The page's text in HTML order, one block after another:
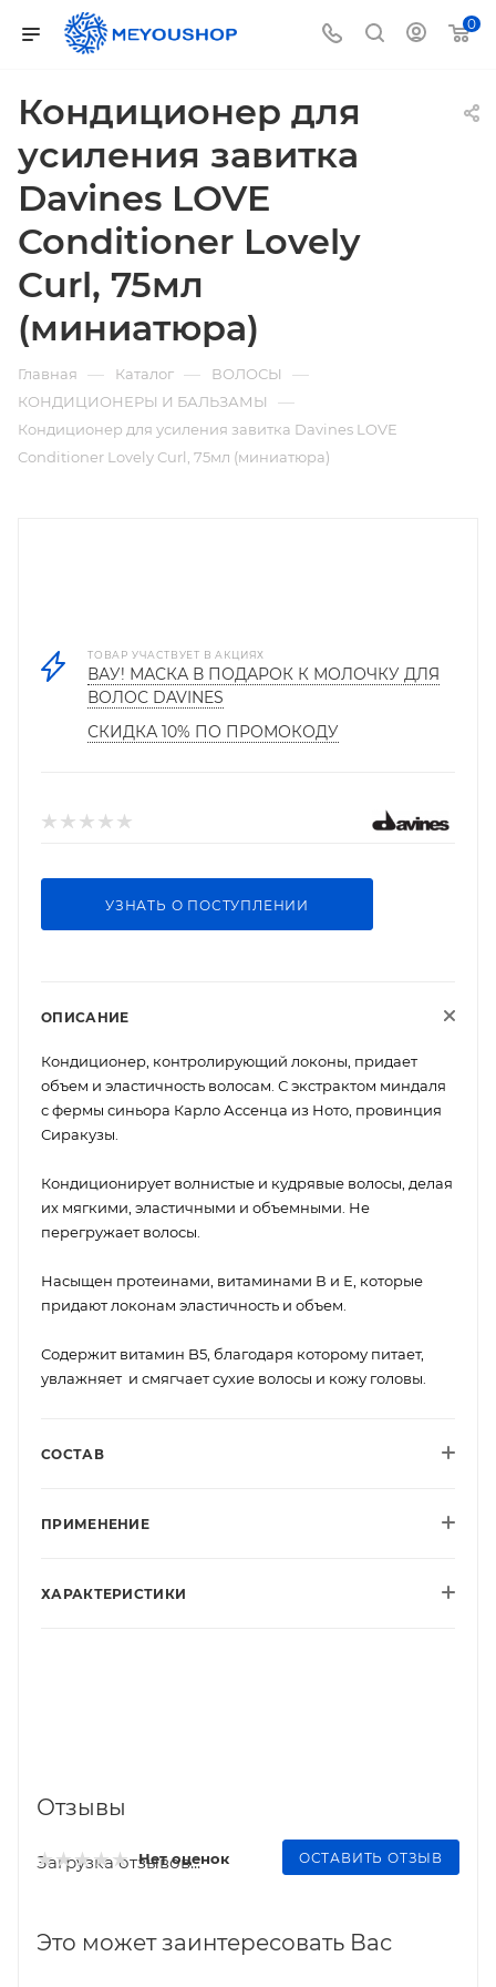
0
Кондиционер для
усиления завитка
Davines LOVE
Conditioner Lovely
Curl, 75мл
(миниатюра)
Главная — Каталог — ВОЛОСЫ —
КОНДИЦИОНЕРЫ И БАЛЬЗАМЫ —
Кондиционер для усиления завитка Davines LOVE
Conditioner Lovely Curl, 75мл (миниатюра)
ТОВАР УЧАСТВУЕТ В АКЦИЯХ
ВАУ! МАСКА В ПОДАРОК К МОЛОЧКУ ДЛЯ
ВОЛОС DAVINES
СКИДКА 10% ПО ПРОМОКОДУ
УЗНАТЬ О ПОСТУПЛЕНИИ
ОПИСАНИЕ
Кондиционер, контролирующий локоны, придает
объем и эластичность волосам. С экстрактом миндаля
с фермы синьора Карло Ассенца из Ното, провинция
Сиракузы.
Кондиционирует волнистые и кудрявые волосы, делая
их мягкими, эластичными и объемными. Не
перегружает волосы.
Насыщен протеинами, витаминами В и Е, которые
придают локонам эластичность и объем.
Содержит витамин B5, благодаря которому питает,
увлажняет и смягчает сухие волосы и кожу головы.
СОСТАВ
ПРИМЕНЕНИЕ
ХАРАКТЕРИСТИКИ
Отзывы
Нет оценок ОСТАВИТЬ ОТЗЫВ
Загрузка отзывов...
Это может заинтересовать Вас